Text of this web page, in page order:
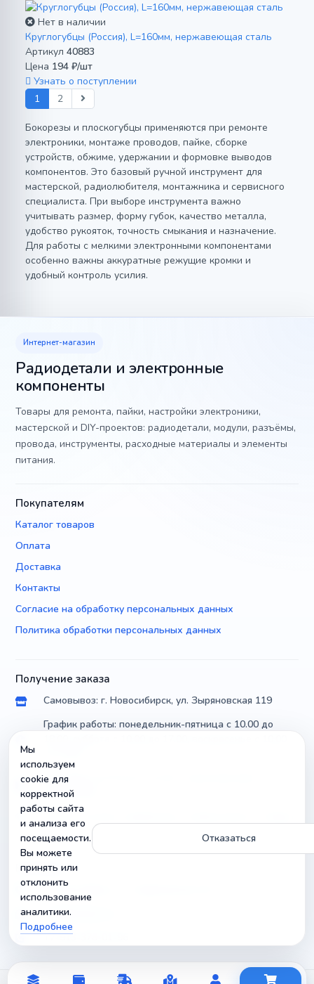
Нет в наличии
Круглогубцы (Россия), L=160мм, нержавеющая сталь
Артикул 40883
Цена 194 ₽/шт
Узнать о поступлении
1
2
Бокорезы и плоскогубцы применяются при ремонте
электроники, монтаже проводов, пайке, сборке
устройств, обжиме, удержании и формовке выводов
компонентов. Это базовый ручной инструмент для
мастерской, радиолюбителя, монтажника и сервисного
специалиста. При выборе инструмента важно
учитывать размер, форму губок, качество металла,
удобство рукояток, точность смыкания и назначение.
Для работы с мелкими электронными компонентами
особенно важны аккуратные режущие кромки и
удобный контроль усилия.
Интернет-магазин
Радиодетали и электронные
компоненты
Товары для ремонта, пайки, настройки электроники,
мастерской и DIY-проектов: радиодетали, модули, разъёмы,
провода, инструменты, расходные материалы и элементы
питания.
Покупателям
Каталог товаров
Оплата
Доставка
Контакты
Согласие на обработку персональных данных
Политика обработки персональных данных
Получение заказа
Самовывоз: г. Новосибирск, ул. Зыряновская 119
График работы: понедельник-пятница с 10.00 до
Доставка по России почтой и транспортными
компаниями
Можно уточнить параметры и совместимость товара
Контакты
г. Новосибирск, ул. Зыряновская 119
info@radiobuy.ru
+7-913-378-01-96
Мы
используем
cookie для
корректной
работы сайта
и анализа его
посещаемости.
Вы можете
принять или
отклонить
использование
аналитики.
Подробнее
Отказаться